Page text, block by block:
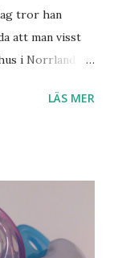
tror han
att man visst
i Norrland.
såna hus som
LÄS MER